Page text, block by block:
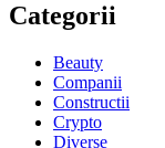
Categorii
Beauty
Companii
Constructii
Crypto
Diverse